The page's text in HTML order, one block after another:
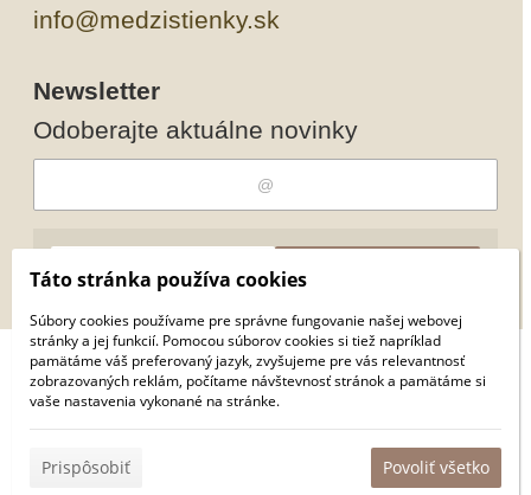
info@medzistienky.sk
Newsletter
Odoberajte aktuálne novinky
© 2026 WEXBO |www.wexbo.com|Prihlásiť
Táto stránka používa cookies
Súbory cookies používame pre správne fungovanie našej webovej
stránky a jej funkcií. Pomocou súborov cookies si tiež napríklad
pamätáme váš preferovaný jazyk, zvyšujeme pre vás relevantnosť
zobrazovaných reklám, počítame návštevnosť stránok a pamätáme si
vaše nastavenia vykonané na stránke.
Prispôsobiť Povoliť všetko